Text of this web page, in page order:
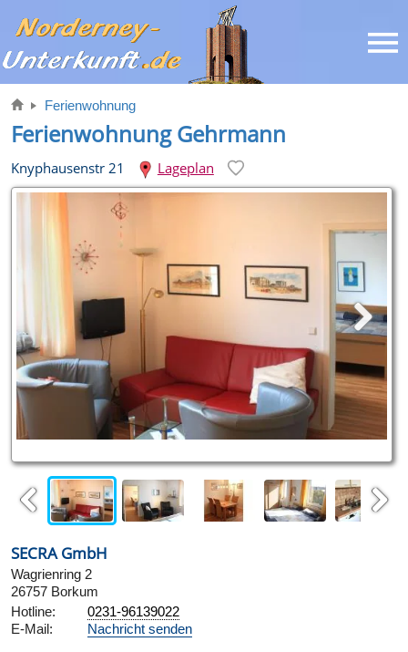
Ferienwohnung
Ferienwohnung Gehrmann
Knyphausenstr 21 Lageplan
SECRA GmbH
Wagrienring 2
26757 Borkum
Hotline:
0231-96139022
E-Mail:
Nachricht senden